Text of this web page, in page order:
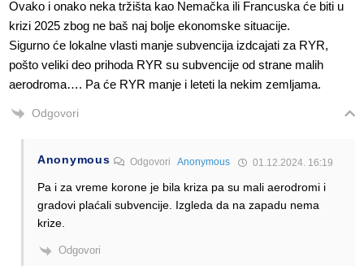
Ovako i onako neka tržišta kao Nemačka ili Francuska će biti u
krizi 2025 zbog ne baš naj bolje ekonomske situacije.
Sigurno će lokalne vlasti manje subvencija izdcajati za RYR,
pošto veliki deo prihoda RYR su subvencije od strane malih
aerodroma…. Pa će RYR manje i leteti la nekim zemljama.
Odgovori
Anonymous OdgovoriAnonymous 01.12.2024. 16:19
Pa i za vreme korone je bila kriza pa su mali aerodromi i
gradovi plaćali subvencije. Izgleda da na zapadu nema
krize.
Odgovori